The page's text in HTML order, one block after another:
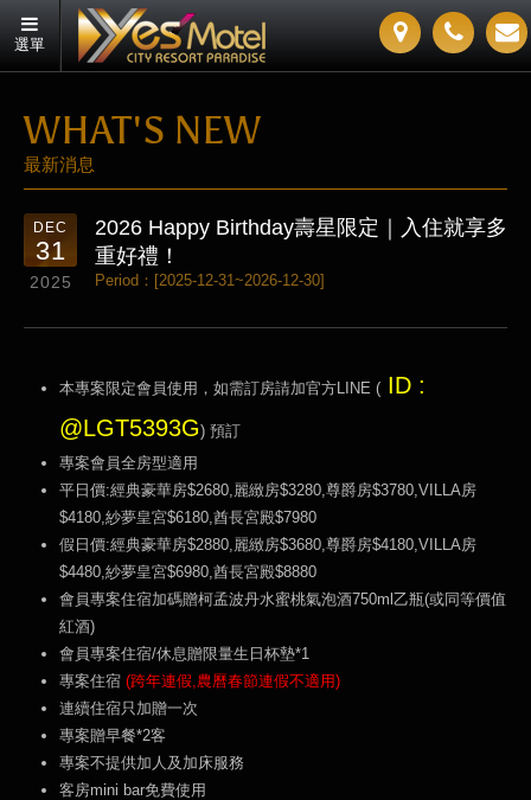
選單
WHAT'S NEW
最新消息
DEC
31
2025
2026 Happy Birthday壽星限定｜入住就享多
重好禮！
Period：[2025-12-31~2026-12-30]
本專案限定會員使用，如需訂房請加官方LINE ( ID :
@LGT5393G) 預訂
專案會員全房型適用
平日價:經典豪華房$2680,麗緻房$3280,尊爵房$3780,VILLA房
$4180,紗夢皇宮$6180,酋長宮殿$7980
假日價:經典豪華房$2880,麗緻房$3680,尊爵房$4180,VILLA房
$4480,紗夢皇宮$6980,酋長宮殿$8880
會員專案住宿加碼贈柯孟波丹水蜜桃氣泡酒750ml乙瓶(或同等價值
紅酒)
會員專案住宿/休息贈限量生日杯墊*1
專案住宿 (跨年連假,農曆春節連假不適用)
連續住宿只加贈一次
專案贈早餐*2客
專案不提供加人及加床服務
客房mini bar免費使用